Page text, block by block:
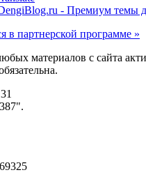
- Премиум темы
в партнерской программе »
материалов с сайта